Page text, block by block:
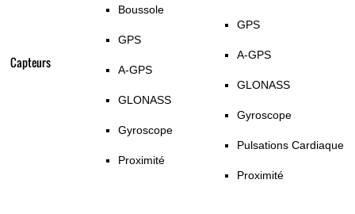
Capteurs
Boussole
GPS
A-GPS
GLONASS
Gyroscope
Proximité
GPS
A-GPS
GLONASS
Gyroscope
Pulsations Cardiaque
Proximité